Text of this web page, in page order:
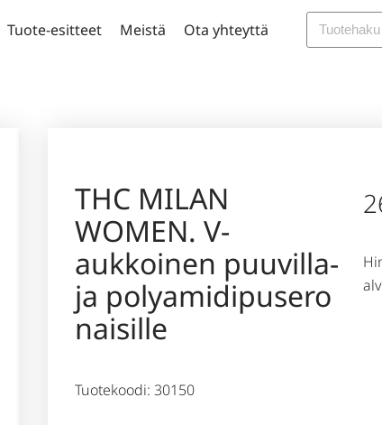
Tuote-esitteet Meistä Ota yhteyttä
THC MILAN
WOMEN. V-
aukkoinen puuvilla-
ja polyamidipusero
naisille
Tuotekoodi: 30150